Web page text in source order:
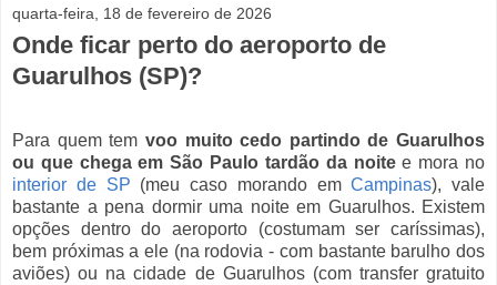
quarta-feira, 18 de fevereiro de 2026
Onde ficar perto do aeroporto de
Guarulhos (SP)?
Para quem tem voo muito cedo partindo de Guarulhos
ou que chega em São Paulo tardão da noitee mora no
interior de SP (meu caso morando emCampinas), vale
bastante a pena dormir uma noite em Guarulhos. Existem
opções dentro do aeroporto (costumam ser caríssimas),
bem próximas a ele (na rodovia - com bastante barulho dos
aviões) ou na cidade de Guarulhos (com transfer gratuito